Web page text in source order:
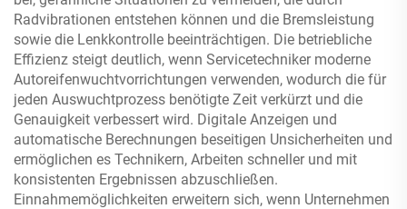
Radvibrationen entstehen können und die Bremsleistung
sowie die Lenkkontrolle beeinträchtigen. Die betriebliche
Effizienz steigt deutlich, wenn Servicetechniker moderne
Autoreifenwuchtvorrichtungen verwenden, wodurch die für
jeden Auswuchtprozess benötigte Zeit verkürzt und die
Genauigkeit verbessert wird. Digitale Anzeigen und
automatische Berechnungen beseitigen Unsicherheiten und
ermöglichen es Technikern, Arbeiten schneller und mit
konsistenten Ergebnissen abzuschließen.
Einnahmemöglichkeiten erweitern sich, wenn Unternehmen